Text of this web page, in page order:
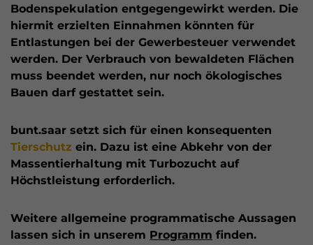
Bodenspekulation entgegengewirkt werden. Die
hiermit erzielten Einnahmen könnten für
Entlastungen bei der Gewerbesteuer verwendet
werden. Der Verbrauch von bewaldeten Flächen
muss beendet werden, nur noch ökologisches
Bauen darf gestattet sein.
bunt.saar setzt sich für einen konsequenten
Tierschutz ein. Dazu ist eine Abkehr von der
Massentierhaltung mit Turbozucht auf
Höchstleistung erforderlich.
Weitere allgemeine programmatische Aussagen
lassen sich in unserem Programm finden.